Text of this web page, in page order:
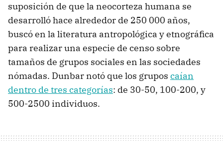
suposición de que la neocorteza humana se
desarrolló hace alrededor de 250 000 años,
buscó en la literatura antropológica y etnográfica
para realizar una especie de censo sobre
tamaños de grupos sociales en las sociedades
nómadas. Dunbar notó que los grupos caían
dentro de tres categorías: de 30-50, 100-200, y
500-2500 individuos.